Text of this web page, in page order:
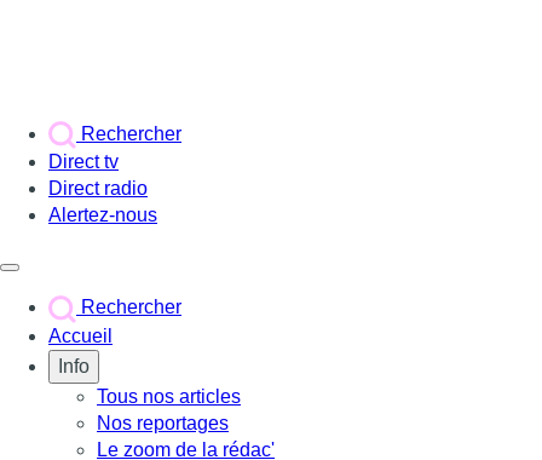
Rechercher
Direct tv
Direct radio
Alertez-nous
Rechercher
Accueil
Info
Tous nos articles
Nos reportages
Le zoom de la rédac'